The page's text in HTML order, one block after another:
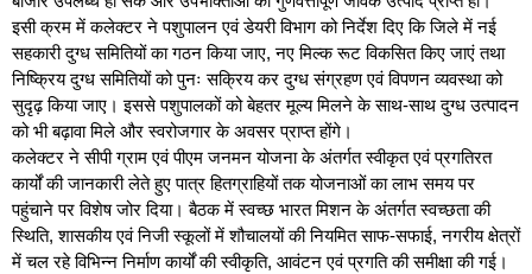
इसी क्रम में कलेक्टर ने पशुपालन एवं डेयरी विभाग को निर्देश दिए कि जिले में नई
सहकारी दुग्ध समितियों का गठन किया जाए, नए मिल्क रूट विकसित किए जाएं तथा
निष्क्रिय दुग्ध समितियों को पुनः सक्रिय कर दुग्ध संग्रहण एवं विपणन व्यवस्था को
सुदृढ़ किया जाए। इससे पशुपालकों को बेहतर मूल्य मिलने के साथ-साथ दुग्ध उत्पादन
को भी बढ़ावा मिले और स्वरोजगार के अवसर प्राप्त होंगे।
कलेक्टर ने सीपी ग्राम एवं पीएम जनमन योजना के अंतर्गत स्वीकृत एवं प्रगतिरत
कार्यों की जानकारी लेते हुए पात्र हितग्राहियों तक योजनाओं का लाभ समय पर
पहुंचाने पर विशेष जोर दिया। बैठक में स्वच्छ भारत मिशन के अंतर्गत स्वच्छता की
स्थिति, शासकीय एवं निजी स्कूलों में शौचालयों की नियमित साफ-सफाई, नगरीय क्षेत्रों
में चल रहे विभिन्न निर्माण कार्यों की स्वीकृति, आवंटन एवं प्रगति की समीक्षा की गई।